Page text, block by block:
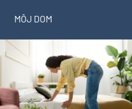
MÔJ DOM